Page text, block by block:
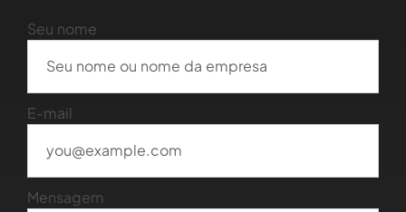
Seu nome
E-mail
Mensagem